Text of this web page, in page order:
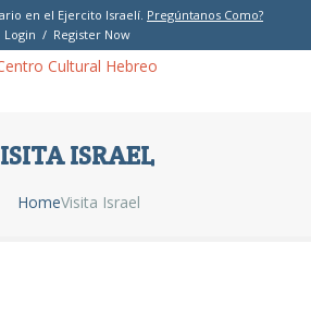
en el Ejercito Israelí. Pregúntanos Como?
Login / Register Now
ISRAEL
HomeVisita Israel